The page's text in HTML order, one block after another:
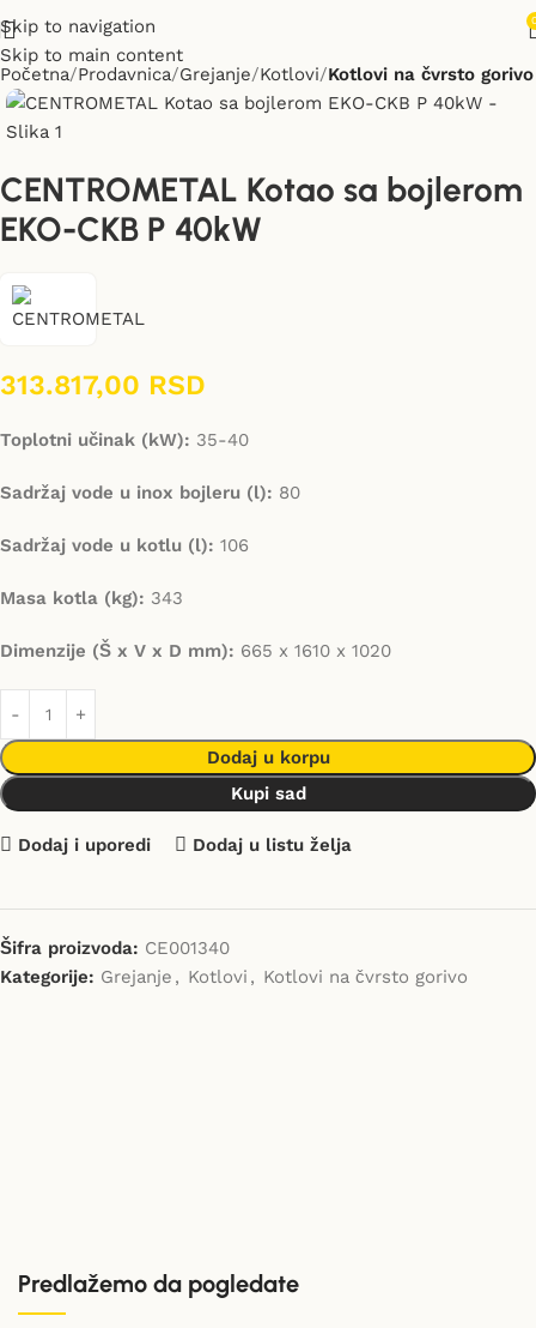
Skip to navigation
Skip to main content
Početna Prodavnica Grejanje Kotlovi Kotlovi na čvrsto gorivo
CENTROMETAL Kotao sa bojlerom
EKO-CKB P 40kW
313.817,00 RSD
Toplotni učinak (kW): 35-40
Sadržaj vode u inox bojleru (l): 80
Sadržaj vode u kotlu (l): 106
Masa kotla (kg): 343
Dimenzije (Š x V x D mm): 665 x 1610 x 1020
Dodaj u korpu
Kupi sad
Dodaj i uporedi Dodaj u listu želja
Šifra proizvoda: CE001340
Kategorije: Grejanje , Kotlovi , Kotlovi na čvrsto gorivo
Predlažemo da pogledate